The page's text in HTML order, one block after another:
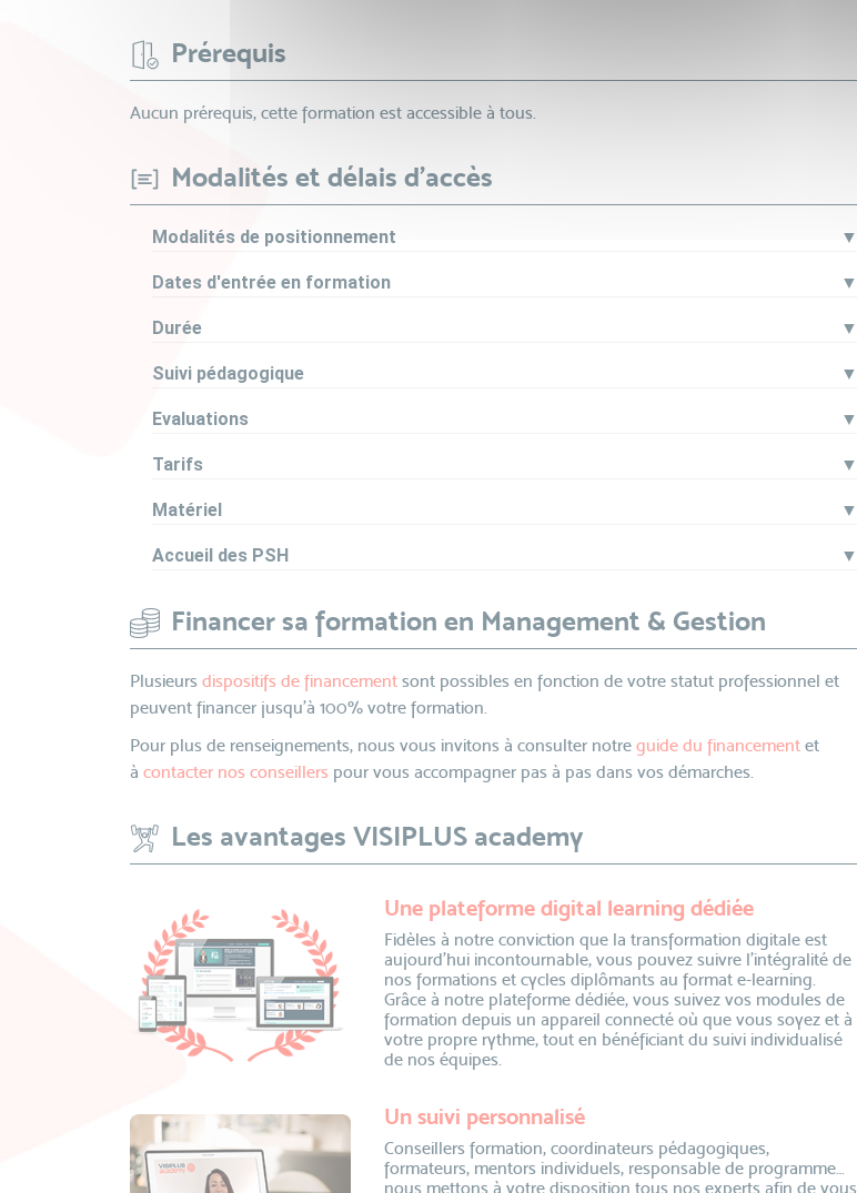
Prérequis
Aucun prérequis, cette formation est accessible à tous.
Modalités et délais d'accès
Modalités de positionnement ▼
Dates d'entrée en formation ▼
Durée ▼
Suivi pédagogique ▼
Evaluations ▼
Tarifs ▼
Matériel ▼
Accueil des PSH ▼
Financer sa formation en Management & Gestion
Plusieurs dispositifs de financement sont possibles en fonction de votre statut professionnel et
peuvent financer jusqu’à 100% votre formation.
Pour plus de renseignements, nous vous invitons à consulter notre guide du financement et
à contacter nos conseillers pour vous accompagner pas à pas dans vos démarches.
Les avantages VISIPLUS academy
Une plateforme digital learning dédiée
Fidèles à notre conviction que la transformation digitale est
aujourd’hui incontournable, vous pouvez suivre l’intégralité de
nos formations et cycles diplômants au format e-learning.
Grâce à notre plateforme dédiée, vous suivez vos modules de
formation depuis un appareil connecté où que vous soyez et à
votre propre rythme, tout en bénéficiant du suivi individualisé
de nos équipes.
Un suivi personnalisé
Conseillers formation, coordinateurs pédagogiques,
formateurs, mentors individuels, responsable de programme…
nous mettons à votre disposition tous nos experts afin de vous